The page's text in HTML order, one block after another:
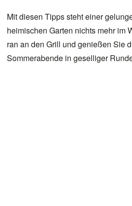
Mit diesen Tipps steht einer
heimischen Garten nichts mehr im
ran an den Grill und genießen Sie
Sommerabende in geselliger